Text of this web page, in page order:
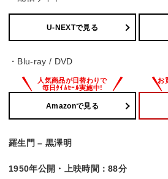
U-NEXTで見る
・Blu-ray / DVD
Amazonで見る
羅生門 – 黒澤明
1950年公開・上映時間：88分